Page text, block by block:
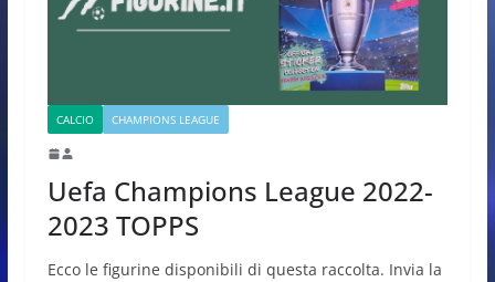
CALCIO CHAMPIONS LEAGUE
Uefa Champions League 2022-
2023 TOPPS
Ecco le figurine disponibili di questa raccolta. Invia la